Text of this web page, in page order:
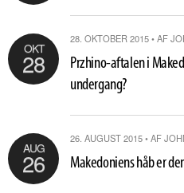
OKT
28
28. OKTOBER 2015 • AF
Przhino-aftalen i
undergang?
AUG
26
26. AUGUST 2015 • AF
Makedoniens håb er